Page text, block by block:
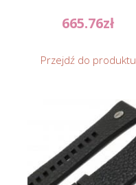
665.76zł
Przejdź do produktu